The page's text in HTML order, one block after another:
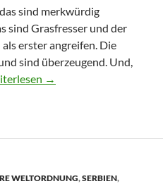
sind merkwürdig
sind Grasfresser und der
erster angreifen. Die
sind überzeugend. Und,
-. Zerbrechendes
→
WELTORDNUNG,SERBIEN,